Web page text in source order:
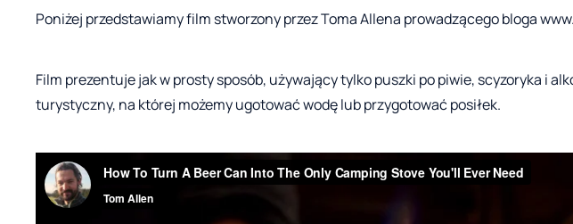
Poniżej przedstawiamy film stworzony przez Toma Allena prowadzącego bloga
Film prezentuje jak w prosty sposób, używający tylko puszki po piwie, scyzoryka i
turystyczny, na której możemy ugotować wodę lub przygotować posiłek.